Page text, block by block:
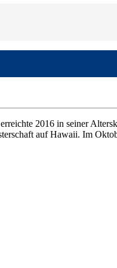
2016 in seiner
auf Hawaii. Im